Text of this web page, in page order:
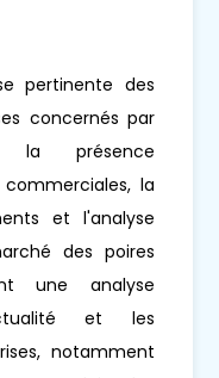
pertinente des
concernés par
la présence
la
et l'analyse
des poires
une analyse
et les
notamment